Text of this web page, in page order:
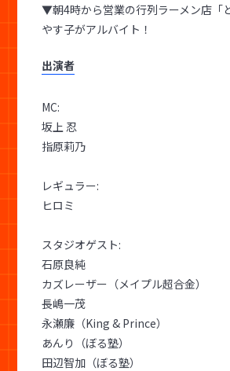
▼朝4時から営業の行列ラーメン店「
やす子がアルバイト！
出演者
MC:
坂上 忍
指原莉乃
レギュラー:
ヒロミ
スタジオゲスト:
石原良純
カズレーザー（メイプル超合金）
長嶋一茂
永瀬廉（King & Prince）
あんり（ぼる塾）
田辺智加（ぼる塾）